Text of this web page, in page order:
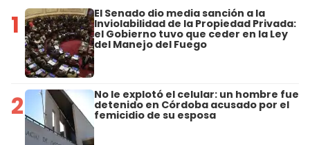
1 El Senado dio media sanción a la
Inviolabilidad de la Propiedad Privada:
el Gobierno tuvo que ceder en la Ley
del Manejo del Fuego
2 No le explotó el celular: un hombre fue
detenido en Córdoba acusado por el
femicidio de su esposa